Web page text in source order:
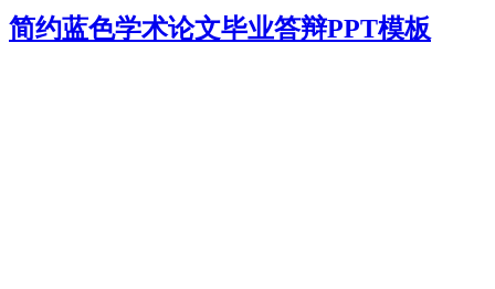
简约蓝色学术论文毕业答辩PPT模板